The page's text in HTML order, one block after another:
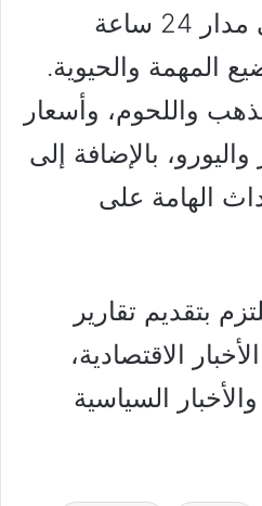
ورصدًا مستمرًا على مدار 24 ساعة
المهمة والحيوية.
واللحوم، وأسعار
بالإضافة إلى
الهامة على
بتقديم تقارير
الاقتصادية،
السياسية